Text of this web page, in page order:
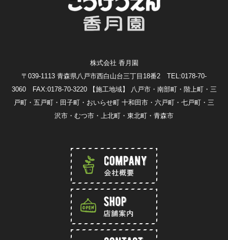
株式会社 香月園
〒039-1113 青森県八戸市西白山台三丁目18番2 TEL:0178-70-
3060 FAX:0178-70-3220
【施工地域】 八戸市・南部町・階上町・三
戸町・五戸町・田子町・おいらせ町 十和田市・六戸町・七戸町・三
沢市・むつ市・上北町・東北町・青森市